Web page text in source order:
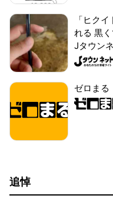
「ヒク
れる 黒
Jタウン
ゼロまる
追悼